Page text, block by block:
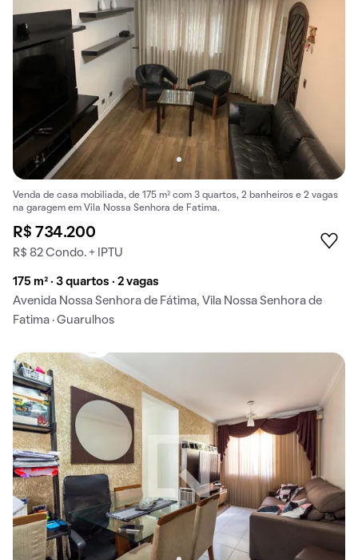
Venda de casa mobiliada, de 175 m² com 3 quartos, 2 banheiros e 2 vagas
na garagem em Vila Nossa Senhora de Fatima.
R$ 734.200
R$ 82 Condo. + IPTU
175 m² · 3 quartos · 2 vagas
Avenida Nossa Senhora de Fátima, Vila Nossa Senhora de
Fatima · Guarulhos